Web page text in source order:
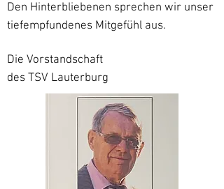
Den Hinterbliebenen sprechen wir unser
tiefempfundenes Mitgefühl aus.
Die Vorstandschaft
des TSV Lauterburg